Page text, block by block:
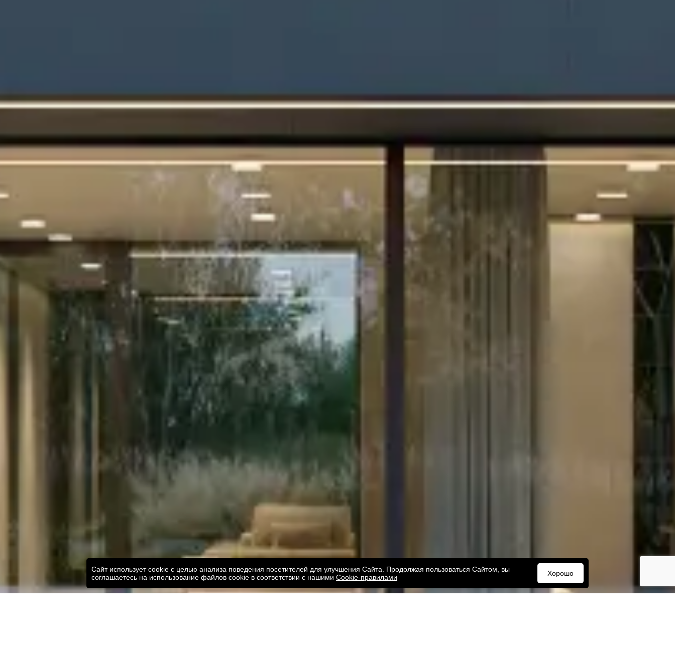
Сайт использует cookie с целью анализа поведения посетителей для улучшения Сайта. Продолжая пользоваться Сайтом, вы
соглашаетесь на использование файлов cookie в соответствии с нашими Cookie-правилами Хорошо